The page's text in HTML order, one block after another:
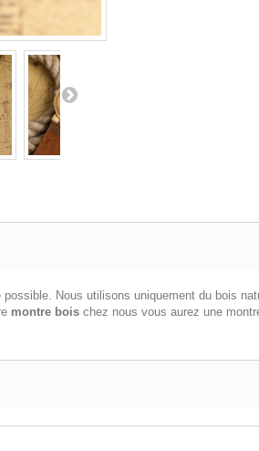
Nous utilisons uniquement du bois
montre bois chez nous vous aurez une